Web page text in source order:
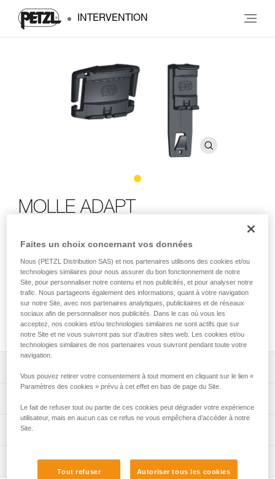
INTERVENTION
MOLLE ADAPT
Platines (horizontale et verticale) permettant de fixer une
Les platines MOLLE ADAPT permettent de fixer facilement
une lampe frontale de la gamme ARIA sur un système
MOLLE. Deux platines sont fournies, horizontale et verticale,
pour s'adapter à toutes les formes et dimensions (par
exemple, gilet, sac).
horizontale) peuvent s'adapter à tous les supports
compatibles (par exemple, gilet, sac).
Spécifications référence(s)
Garantie : 3 ans
Conditionnement : 1
Informations techniques
Télécharger le pdf technical-notice-MOLLE-ADAPT-1
Inspection
Faites un choix concernant vos données
Nous (PETZL Distribution SAS) et nos partenaires utilisons des cookies et/ou
technologies similaires pour nous assurer du bon fonctionnement de notre
Site, pour personnaliser notre contenu et nos publicités, et pour analyser notre
trafic. Nous partageons également des informations, quant à votre navigation
sur notre Site, avec nos partenaires analytiques, publicitaires et de réseaux
sociaux afin de personnaliser nos publicités. Dans le cas où vous les
acceptez, nos cookies et/ou technologies similaires ne sont actifs que sur
notre Site et ne vous suivront pas sur d’autres sites web. Les cookies et/ou
technologies similaires de nos partenaires vous suivront pendant toute votre
navigation.
Vous pouvez retirer votre consentement à tout moment en cliquant sur le lien «
Paramètres des cookies » prévu à cet effet en bas de page du Site.
Le fait de refuser tout ou partie de ces cookies peut dégrader votre expérience
utilisateur, mais en aucun cas ce refus ne vous empêchera d’accéder à notre
Site.
Tout refuser Autoriser tous les cookies